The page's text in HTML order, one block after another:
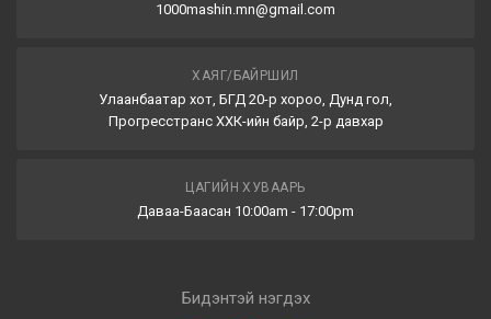
1000mashin.mn@gmail.com
ХАЯГ/БАЙРШИЛ
Улаанбаатар хот, БГД 20-р хороо, Дунд гол,
Прогресстранс ХХК-ийн байр, 2-р давхар
ЦАГИЙН ХУВААРЬ
Даваа-Баасан 10:00am - 17:00pm
Бидэнтэй нэгдэх